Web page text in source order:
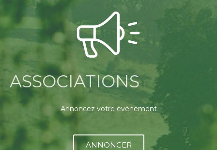
ASSOCIATIONS
Annoncez votre événement
ANNONCER